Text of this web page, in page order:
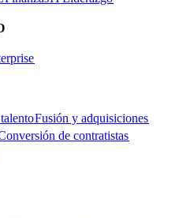
Fusión y adquisiciones​​
de contratistas​​